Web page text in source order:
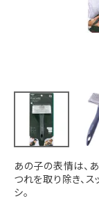
あの子の表情は、
つれを取り除き、
シ。